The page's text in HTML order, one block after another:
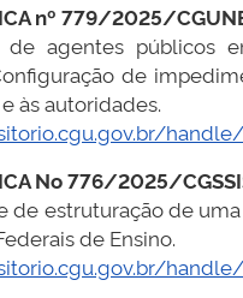
nº 779/2025/
de agentes públicos
de
às autoridades.
No 776/2025/
de estruturação de
de Ensino.